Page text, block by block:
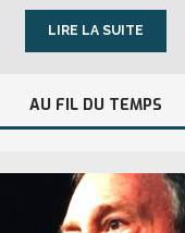
LIRE LA SUITE
AU FIL DU TEMPS